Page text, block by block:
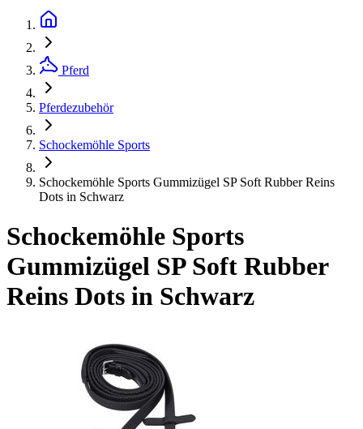
Pferd
Pferdezubehör
Schockemöhle Sports
Schockemöhle Sports Gummizügel SP Soft Rubber Reins
Dots in Schwarz
Schockemöhle Sports
Gummizügel SP Soft Rubber
Reins Dots in Schwarz